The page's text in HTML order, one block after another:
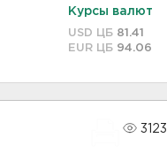
Курсы валют
USD ЦБ 81.41
EUR ЦБ 94.06
3123